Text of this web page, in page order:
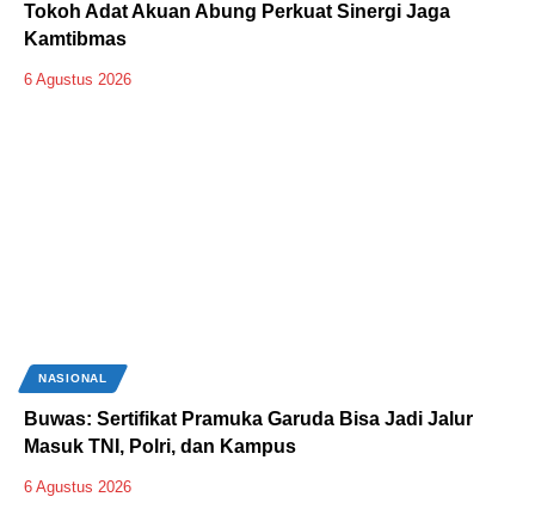
Tokoh Adat Akuan Abung Perkuat Sinergi Jaga
Kamtibmas
6 Agustus 2026
NASIONAL
Buwas: Sertifikat Pramuka Garuda Bisa Jadi Jalur
Masuk TNI, Polri, dan Kampus
6 Agustus 2026